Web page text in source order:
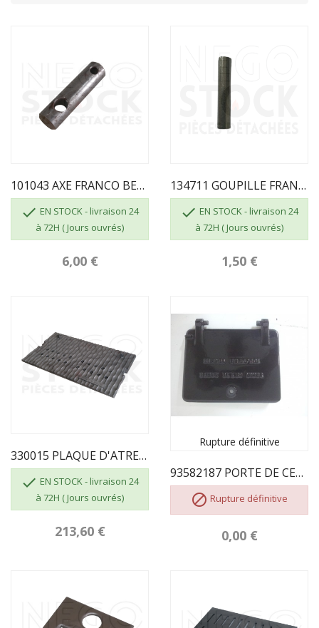
101043 AXE FRANCO BELGE
 EN STOCK - livraison 24
à 72H ( Jours ouvrés)
6,00 €
134711 GOUPILLE FRANCO BELGE
 EN STOCK - livraison 24
à 72H ( Jours ouvrés)
1,50 €
330015 PLAQUE D'ATRE FRANCO BELGE
 EN STOCK - livraison 24
à 72H ( Jours ouvrés)
213,60 €
Rupture définitive
93582187 PORTE DE CENDRIER
 Rupture définitive
0,00 €